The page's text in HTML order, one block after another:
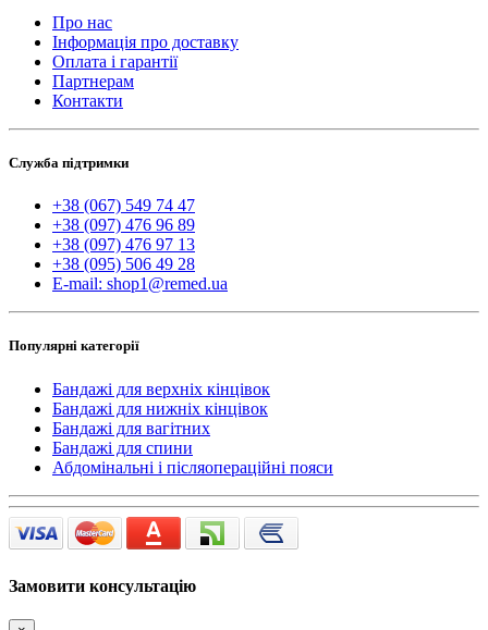
Про нас
Інформація про доставку
Оплата і гарантії
Партнерам
Контакти
Служба підтримки
+38 (067) 549 74 47
+38 (097) 476 96 89
+38 (097) 476 97 13
+38 (095) 506 49 28
E-mail: shop1@remed.ua
Популярні категорії
Бандажі для верхніх кінцівок
Бандажі для нижніх кінцівок
Бандажі для вагітних
Бандажі для спини
Абдомінальні і післяопераційні пояси
Замовити консультацію